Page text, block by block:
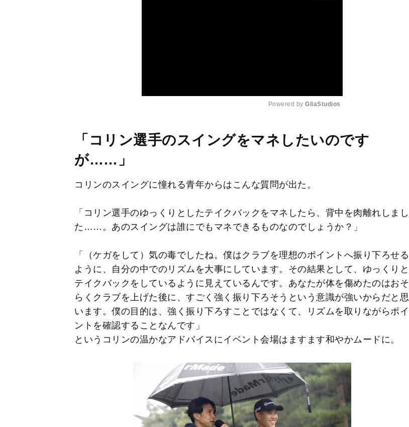
u
Powered by GliaStudios
「コリン選手のスイングをマネしたいのです
が……」
コリンのスイングに憧れる青年からはこんな質問が出た。
「コリン選手のゆっくりとしたテイクバックをマネしたら、背中を肉離れしまし
た……。あのスイングは誰にでもマネできるものなのでしょうか？」
「（ケガをして）気の毒でしたね。僕はクラブを理想のポイントへ振り下ろせる
ように、自分の中でのリズムを大事にしています。その結果として、ゆっくりと
テイクバックをしているように見えているんです。あなたが体を傷めたのはおそ
らくクラブを上げた後に、すごく強く振り下ろそうという意識が強いからだと思
います。僕の目的は、強く振り下ろすことではなくて、リズムを取りながらポイ
ントを確認することなんです」
というコリンの温かなアドバイスにイベント会場はますます和やかムードに。